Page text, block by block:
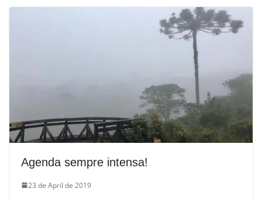
Agenda sempre intensa!
23 de April de 2019